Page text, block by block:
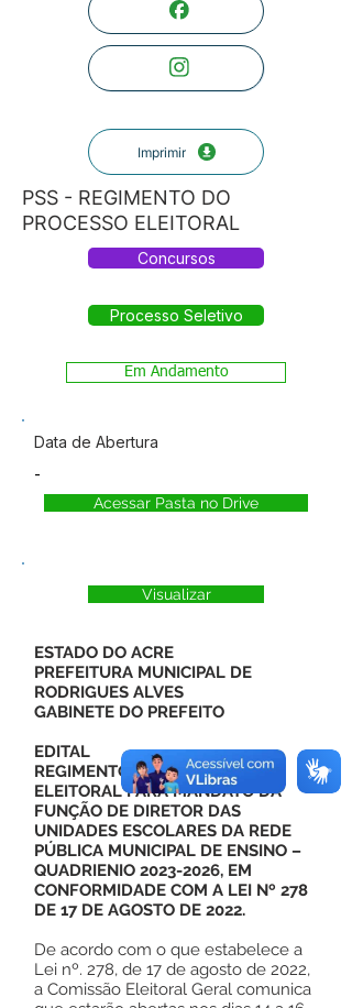
Imprimir
PSS - REGIMENTO DO
PROCESSO ELEITORAL
Concursos
Processo Seletivo
Em Andamento
Data de Abertura
-
Acessar Pasta no Drive
Visualizar
ESTADO DO ACRE
PREFEITURA MUNICIPAL DE
RODRIGUES ALVES
GABINETE DO PREFEITO
EDITAL
REGIMENTO DO PROCESSO
ELEITORAL PARA MANDATO DA
FUNÇÃO DE DIRETOR DAS
UNIDADES ESCOLARES DA REDE
PÚBLICA MUNICIPAL DE ENSINO –
QUADRIENIO 2023-2026, EM
CONFORMIDADE COM A LEI Nº 278
DE 17 DE AGOSTO DE 2022.
De acordo com o que estabelece a
Lei nº. 278, de 17 de agosto de 2022,
a Comissão Eleitoral Geral comunica